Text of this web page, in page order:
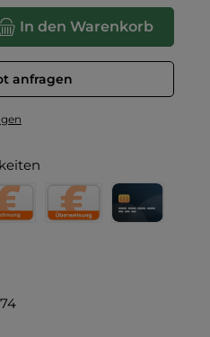
gewünschten Wert ein oder
In den Warenkorb
anfragen